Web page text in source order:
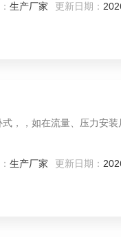
生产厂家 更新日期：
，，如在流量、压力安
生产厂家 更新日期：